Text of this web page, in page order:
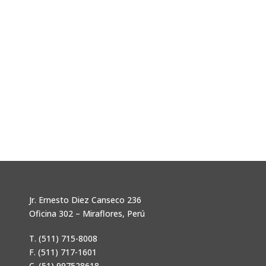
Jr. Ernesto Diez Canseco 236
Oficina 302 – Miraflores, Perú
T. (511) 715-8008
F. (511) 717-1601